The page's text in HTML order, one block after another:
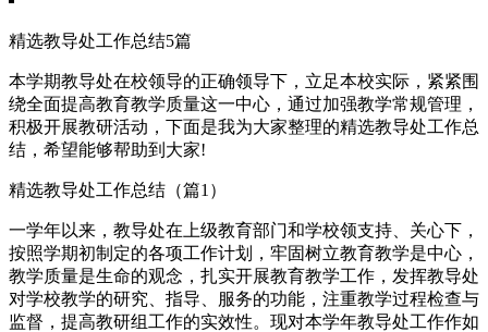
精选教导处工作总结5篇
本学期教导处在校领导的正确领导下，立足本校实际，紧紧围
绕全面提高教育教学质量这一中心，通过加强教学常规管理，
积极开展教研活动，下面是我为大家整理的精选教导处工作总
结，希望能够帮助到大家!
精选教导处工作总结（篇1）
一学年以来，教导处在上级教育部门和学校领支持、关心下，
按照学期初制定的各项工作计划，牢固树立教育教学是中心，
教学质量是生命的观念，扎实开展教育教学工作，发挥教导处
对学校教学的研究、指导、服务的功能，注重教学过程检查与
监督，提高教研组工作的实效性。现对本学年教导处工作作如